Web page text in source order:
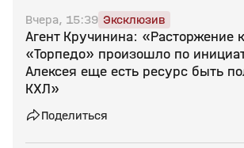
Вчера, 15:39 Эксклюзив
Агент Кручинина: «Расторжение
«Торпедо» произошло по
Алексея еще есть ресурс быть
КХЛ»
Поделиться